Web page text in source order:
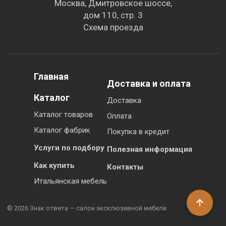
Москва, Дмитровское шоссе,
дом 110, стр. 3
Схема проезда
Главная
Каталог
Каталог товаров
Каталог фабрик
Услуги по подбору
Как купить
Итальянская мебель
Доставка и оплата
Доставка
Оплата
Покупка в кредит
Полезная информация
Контакты
© 2026 Знак ответа — салон эксклюзивной мебели